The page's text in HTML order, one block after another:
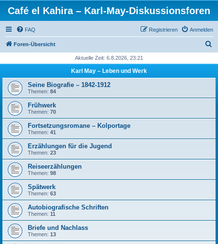
Café el Kahira – Karl-May-Diskussionsforen
FAQ Anmelden
Registrieren
Foren-Übersicht
h
Aktuelle Zeit: 6.8.2026, 23:21
Karl May – Leben und Werk
Seine Biografie – 1842-1912
Themen: 84
Frühwerk
Themen: 70
Fortsetzungsromane – Kolportage
Themen: 41
Erzählungen für die Jugend
Themen: 23
Reiseerzählungen
Themen: 98
Spätwerk
Themen: 63
Autobiografische Schriften
Themen: 11
Briefe und Nachlass
Themen: 13